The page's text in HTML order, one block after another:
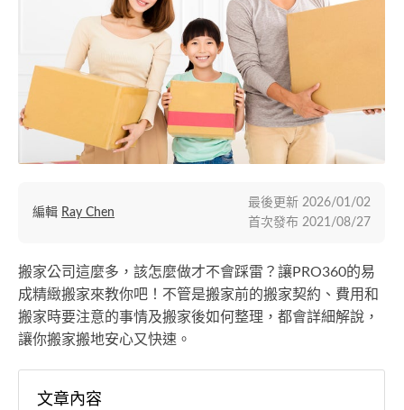
搬家公司這麼多，該怎麼做才不會踩雷？讓PRO360的易
成精緻搬家來教你吧！不管是搬家前的搬家契約、費用和
搬家時要注意的事情及搬家後如何整理，都會詳細解說，
讓你搬家搬地安心又快速。
編輯 Ray Chen
最後更新 2026/01/02
首次發布 2021/08/27
文章內容